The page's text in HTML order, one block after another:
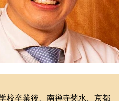
校卒業後、南禅寺菊水、京都